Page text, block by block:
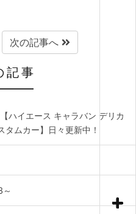
次の記事へ
記事
ハイエース キャラバン デリカ
タムカー】日々更新中！